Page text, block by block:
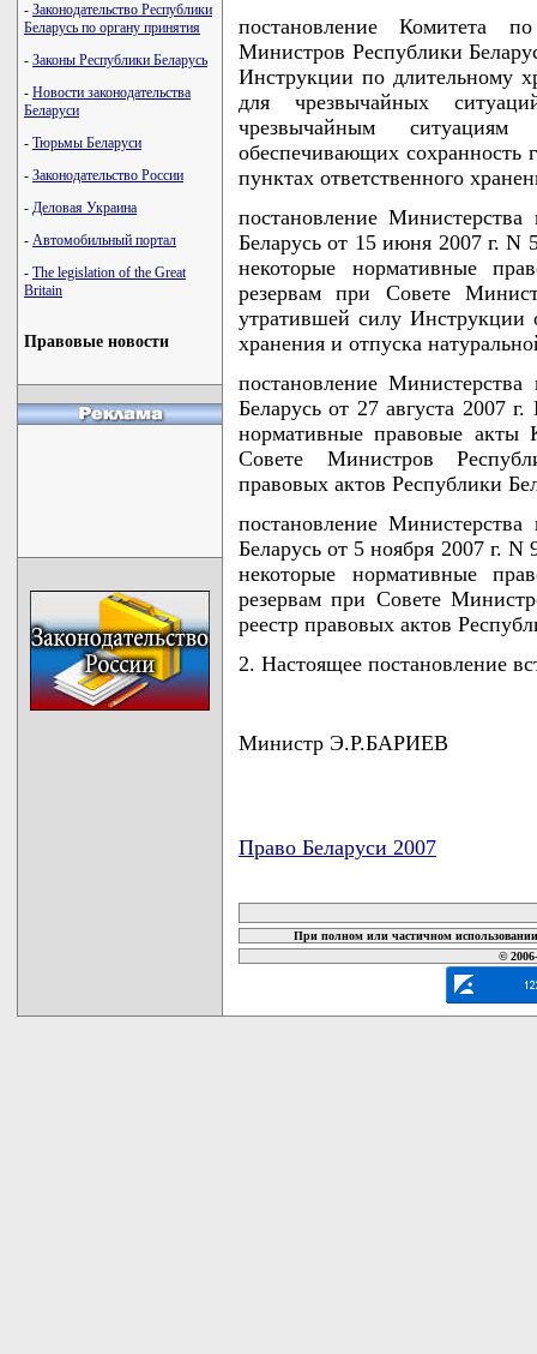
- Законодательство Республики
Беларусь по органу принятия
- Законы Республики Беларусь
- Новости законодательства
Беларуси
- Тюрьмы Беларуси
- Законодательство России
- Деловая Украина
- Автомобильный портал
- The legislation of the Great
Britain
Правовые новости
постановление Комитета
Министров Республики
Инструкции по длительному
для чрезвычайных
чрезвычайным ситуациям
обеспечивающих сохранность
пунктах ответственного
постановление
Беларусь от 15 июня 2007 г.
некоторые нормативные
резервам при Совете
утратившей силу Инструкции
хранения и отпуска
постановление
Беларусь от 27 августа 2007
нормативные правовые акты
Совете Министров
правовых актов Республики
постановление
Беларусь от 5 ноября 2007 г.
некоторые нормативные
резервам при Совете
реестр правовых актов
2. Настоящее постановление
Министр Э.Р.БАРИЕВ
Право Беларуси 2007
При полном или частичном
©